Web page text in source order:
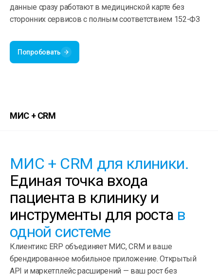
данные сразу работают в медицинской карте без
сторонних сервисов с полным соответствием 152-ФЗ
Попробовать
МИС + CRM
МИС + CRM для клиники.
Единая точка входа
пациента в клинику и
инструменты для роста в
одной системе
Клиентикс ERP объединяет МИС, CRM и ваше
брендированное мобильное приложение. Открытый
API и маркетплейс расширений — ваш рост без